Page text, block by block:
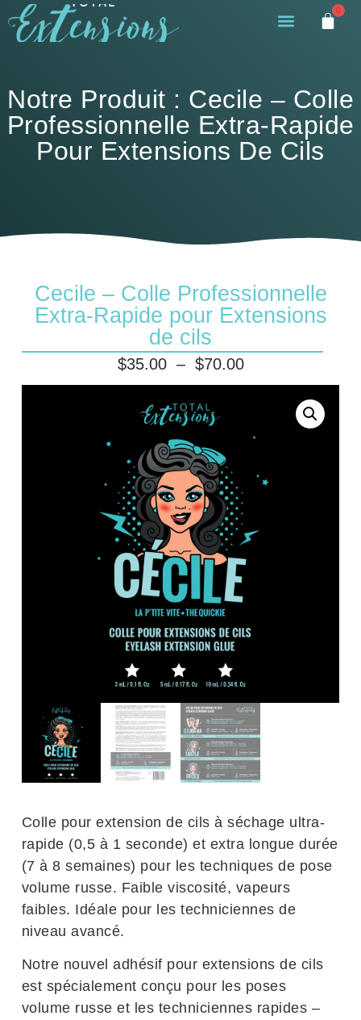
0
Notre Produit : Cecile – Colle
Professionnelle Extra-Rapide
Pour Extensions De Cils
Cecile – Colle Professionnelle
Extra-Rapide pour Extensions
de cils
$35.00 – $70.00
Colle pour extension de cils à séchage ultra-
rapide (0,5 à 1 seconde) et extra longue durée
(7 à 8 semaines) pour les techniques de pose
volume russe. Faible viscosité, vapeurs
faibles. Idéale pour les techniciennes de
niveau avancé.
Notre nouvel adhésif pour extensions de cils
est spécialement conçu pour les poses
volume russe et les techniciennes rapides –